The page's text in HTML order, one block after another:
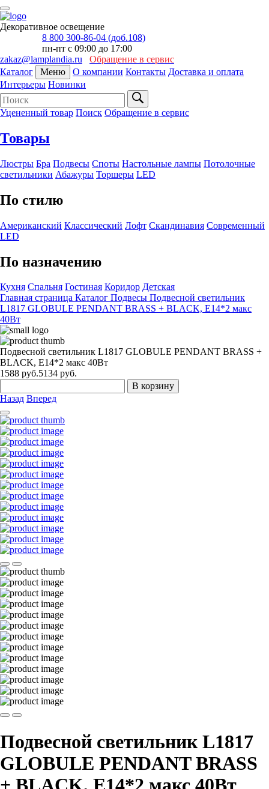
Декоративное освещение
8 800 300-86-04 (доб.108)
пн-пт с 09:00 до 17:00
zakaz@lamplandia.ru
Обращение в сервис
Каталог
Меню О компании Контакты Доставка и оплата
Интерьеры Новинки
Уцененный товар Поиск Обращение в сервис
Товары
Люстры Бра Подвесы Споты Настольные лампы Потолочные
светильники Абажуры Торшеры LED
По стилю
Американский Классический Лофт Скандинавия Современный
LED
По назначению
Кухня Спальня Гостиная Коридор Детская
Главная страница Каталог Подвесы Подвесной светильник
L1817 GLOBULE PENDANT BRASS + BLACK, Е14*2 макс
40Вт
Подвесной светильник L1817 GLOBULE PENDANT BRASS +
BLACK, Е14*2 макс 40Вт
1588 руб.5134 руб.
В корзину
Назад Вперед
Подвесной светильник L1817
GLOBULE PENDANT BRASS